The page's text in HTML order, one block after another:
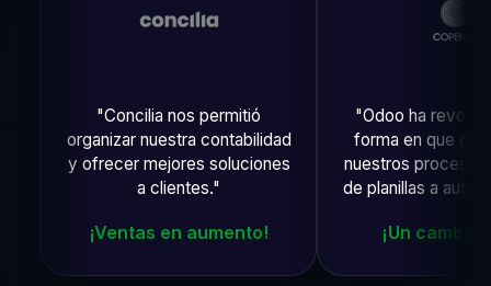
"Concilia nos permitió
organizar nuestra contabilidad
y ofrecer mejores soluciones
a clientes."
¡Ventas en aumento!
"Odoo ha
forma en que
nuestros procesos.
de planillas a
¡Un cambio total!